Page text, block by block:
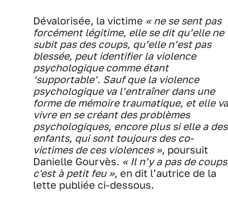
Dévalorisée, la victime « ne se sent pas
forcément légitime, elle se dit qu’elle ne
subit pas des coups, qu’elle n’est pas
blessée, peut identifier la violence
psychologique comme étant
‘supportable’. Sauf que la violence
psychologique va l’entraîner dans une
forme de mémoire traumatique, et elle va
vivre en se créant des problèmes
psychologiques, encore plus si elle a des
enfants, qui sont toujours des co-
victimes de ces violences », poursuit
Danielle Gourvès. « Il n’y a pas de
c'est à petit feu », en dit l’autrice de la
lette publiée ci-dessous.